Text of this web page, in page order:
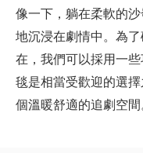
像一下，躺在柔軟的
地沉浸在劇情中。為
在，我們可以採用一
毯是相當受歡迎的選
個溫暖舒適的追劇空間